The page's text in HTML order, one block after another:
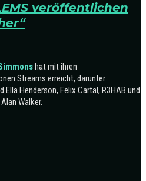
veröffentlichen
hat mit ihren
Streams erreicht, darunter
Henderson, Felix Cartal, R3HAB und
Walker.